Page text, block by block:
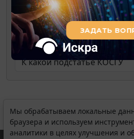
Для просмотра актуального текста
документа и получения полной
информации о вступлении в силу,
изменениях и порядке применения
документа, воспользуйтесь поиском в
Интернет-версии системы ГАРАНТ:
Мы обрабатываем локальные
браузера и используем
аналитики в целях улучшения и